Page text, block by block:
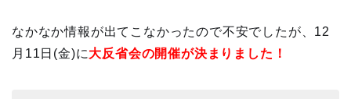
なかなか情報が出てこなかったので不安でしたが、12
月11日(金)に大反省会の開催が決まりました！